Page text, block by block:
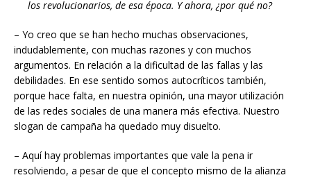
los revolucionarios, de esa época. Y ahora, ¿por qué no?
– Yo creo que se han hecho muchas observaciones,
indudablemente, con muchas razones y con muchos
argumentos. En relación a la dificultad de las fallas y las
debilidades. En ese sentido somos autocríticos también,
porque hace falta, en nuestra opinión, una mayor utilización
de las redes sociales de una manera más efectiva. Nuestro
slogan de campaña ha quedado muy disuelto.
– Aquí hay problemas importantes que vale la pena ir
resolviendo, a pesar de que el concepto mismo de la alianza